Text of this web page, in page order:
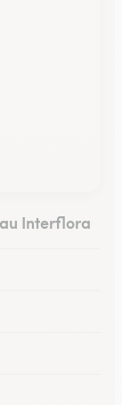
Interflora